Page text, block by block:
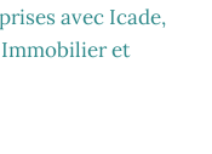
avec Icade,
et